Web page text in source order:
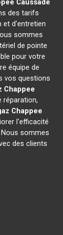
Caussade
des tarifs
et d'entretien
sommes
de pointe
pour votre
équipe de
vos questions
Chappee
réparation,
Chappee
l'efficacité
sommes
des clients